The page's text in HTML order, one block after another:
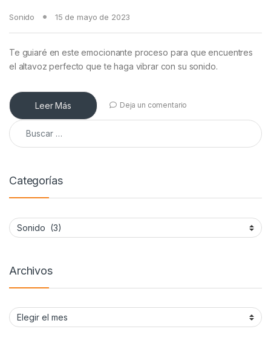
Sonido 15 de mayo de 2023
Te guiaré en este emocionante proceso para que encuentres
el altavoz perfecto que te haga vibrar con su sonido.
Leer Más Deja un comentario
Buscar:
Categorías
Categorías
Archivos
Archivos